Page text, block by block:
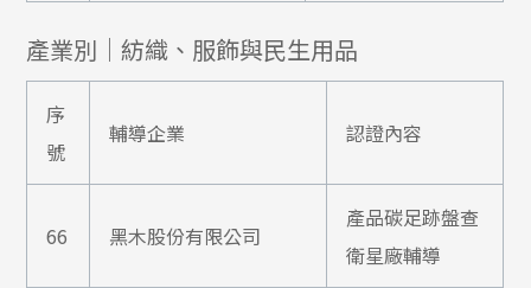
產業別｜紡織、服飾與民生用品
序
號
輔導企業 認證內容
66 黑木股份有限公司
產品碳足跡盤查
衛星廠輔導